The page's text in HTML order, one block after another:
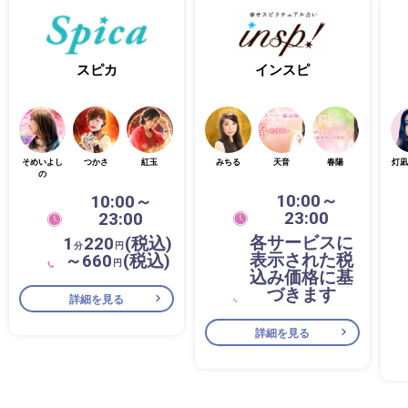
スピカ
そめいよし
の
つかさ 紅玉
10:00～
23:00
1 分220 円(税込)
～660 円(税込)
詳細を見る
インスピ
みちる 天音 春陽
10:00～
23:00
各サービスに
表示された税
込み価格に基
づきます
詳細を見る
灯